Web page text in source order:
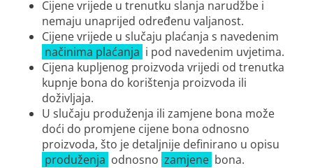
Cijene vrijede u trenutku slanja narudžbe i
nemaju unaprijed određenu valjanost.
Cijene vrijede u slučaju plaćanja s navedenim
načinima plaćanja i pod navedenim uvjetima.
Cijena kupljenog proizvoda vrijedi od trenutka
kupnje bona do korištenja proizvoda ili
doživljaja.
U slučaju produženja ili zamjene bona može
doći do promjene cijene bona odnosno
proizvoda, što je detaljnije definirano u opisu
produženja odnosno zamjene bona.